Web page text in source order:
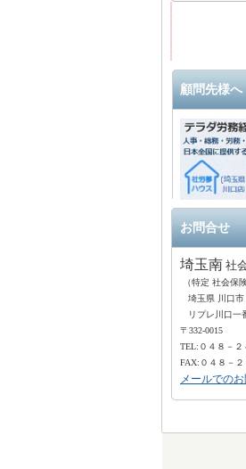
顧問先様へ
お問合せ
埼玉南 社
（特定 社会保
埼玉県 川口市
リプレ川口一
〒332-0015
TEL:０４８－２
FAX:０４８－
メールでの